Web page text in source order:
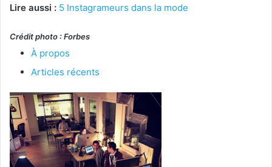
Lire aussi : 5 Instagrameurs dans la mode
Crédit photo : Forbes
À propos
Articles récents